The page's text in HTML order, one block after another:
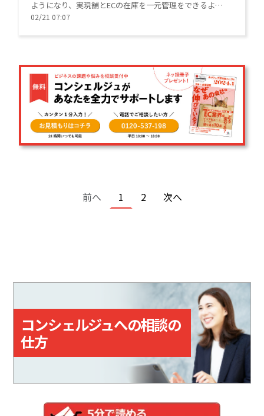
ようになり、実現舗とECの在庫を一元管理をできるよう
になる。
02/21 07:07
前ページ
前へ カレントページ
1 ページ
2 次ページ
次へ
コンシェルジュへの相談の
仕方